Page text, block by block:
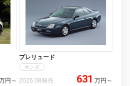
円 ～
プレリュード
ホンダ
2026.08発売 631 万円 ～